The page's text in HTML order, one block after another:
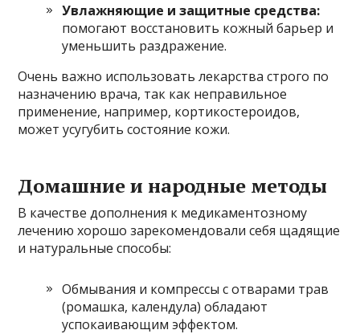
Увлажняющие и защитные средства:
помогают восстановить кожный барьер и
уменьшить раздражение.
Очень важно использовать лекарства строго по
назначению врача, так как неправильное
применение, например, кортикостероидов,
может усугубить состояние кожи.
Домашние и народные методы
В качестве дополнения к медикаментозному
лечению хорошо зарекомендовали себя щадящие
и натуральные способы:
Обмывания и компрессы с отварами трав
(ромашка, календула) обладают
успокаивающим эффектом.